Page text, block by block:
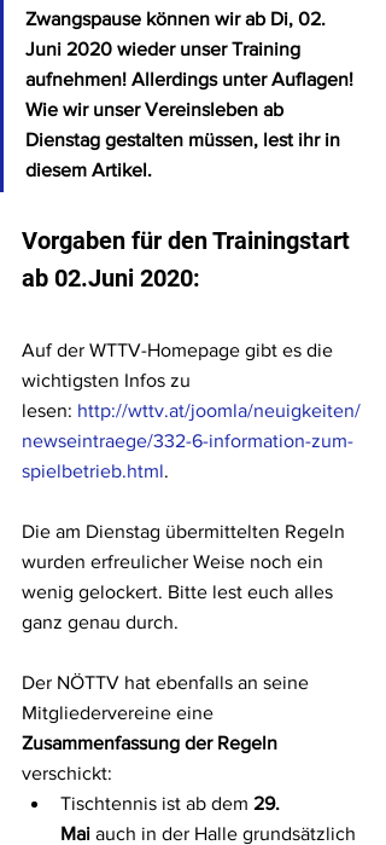
Zwangspause können wir ab Di, 02.
Juni 2020 wieder unser Training
aufnehmen! Allerdings unter Auflagen!
Wie wir unser Vereinsleben ab
Dienstag gestalten müssen, lest ihr in
diesem Artikel.
Vorgaben für den Trainingstart
ab 02.Juni 2020:
Auf der WTTV-Homepage gibt es die
wichtigsten Infos zu
lesen: http://wttv.at/joomla/neuigkeiten/
newseintraege/332-6-information-zum-
spielbetrieb.html.
Die am Dienstag übermittelten Regeln
wurden erfreulicher Weise noch ein
wenig gelockert. Bitte lest euch alles
ganz genau durch.
Der NÖTTV hat ebenfalls an seine
Mitgliedervereine eine
Zusammenfassung der Regeln
verschickt:
Tischtennis ist ab dem 29.
Mai auch in der Halle grundsätzlich